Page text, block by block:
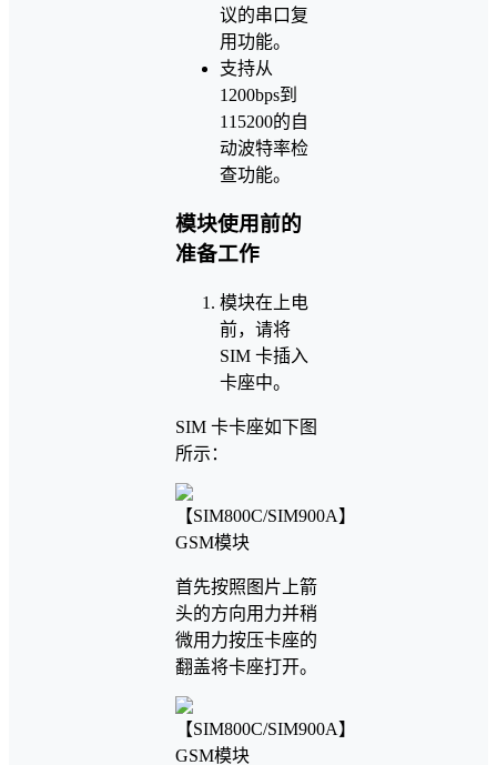
议的串口复
用功能。
支持从
1200bps到
115200的自
动波特率检
查功能。
模块使用前的
准备工作
模块在上电
前，请将
SIM 卡插入
卡座中。
SIM 卡卡座如下图
所示：
首先按照图片上箭
头的方向用力并稍
微用力按压卡座的
翻盖将卡座打开。